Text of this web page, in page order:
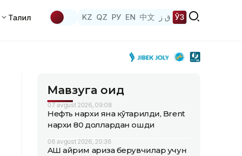
Таҳлил KZ QZ РУ EN 中文 ق ز ЎЗ
Мавзуга оид
07 avgust 2026, 09:08
Нефть нархи яна кўтарилди, Brent
нархи 80 доллардан ошди
06 avgust 2026, 20:36
АҚШ айрим ариза берувчилар учун